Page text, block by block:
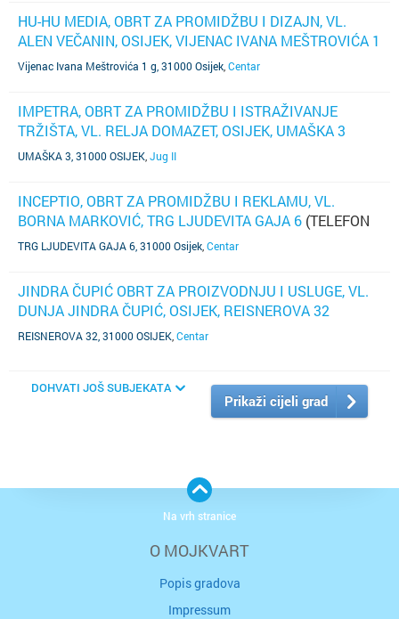
HU-HU MEDIA, OBRT ZA PROMIDŽBU I DIZAJN, VL.
ALEN VEČANIN, OSIJEK, VIJENAC IVANA MEŠTROVIĆA 1
G(TELEFON NIJE POZNAT)
Vijenac Ivana Meštrovića 1 g, 31000 Osijek Centar
IMPETRA, OBRT ZA PROMIDŽBU I ISTRAŽIVANJE
TRŽIŠTA, VL. RELJA DOMAZET, OSIJEK, UMAŠKA 3
(TELEFON NIJE POZNAT)
UMAŠKA 3, 31000 OSIJEK Jug II
INCEPTIO, OBRT ZA PROMIDŽBU I REKLAMU, VL.
BORNA MARKOVIĆ, TRG LJUDEVITA GAJA 6 (TELEFON
NIJE POZNAT)
TRG LJUDEVITA GAJA 6, 31000 Osijek Centar
JINDRA ČUPIĆ OBRT ZA PROIZVODNJU I USLUGE, VL.
DUNJA JINDRA ČUPIĆ, OSIJEK, REISNEROVA 32
(TELEFON NIJE POZNAT)
REISNEROVA 32, 31000 OSIJEK Centar
DOHVATI JOŠ SUBJEKATA
Prikaži cijeli grad
O MOJKVART
Popis gradova
Impressum
Na vrh stranice